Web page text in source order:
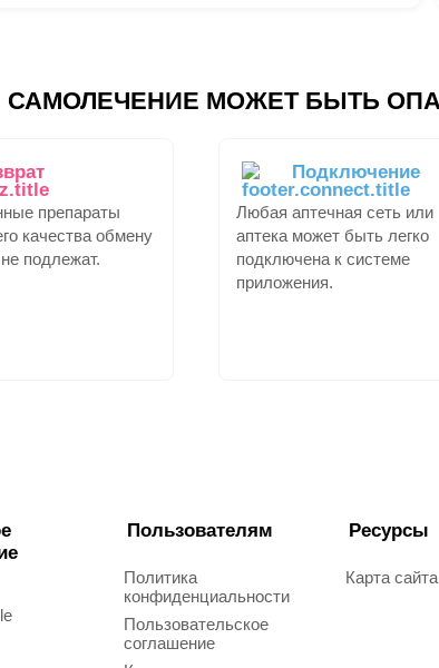
САМОЛЕЧЕНИЕ МОЖЕТ БЫТЬ
препараты
качества обмену
подлежат.
Подключение
Любая аптечная сеть или
аптека может быть легко
подключена к системе
приложения.
Пользователям
Политика
конфиденциальности
Пользовательское
соглашение
Ресурсы
Карта сайта